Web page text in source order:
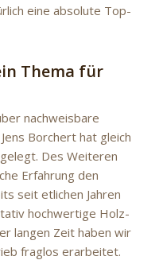
eine absolute Top-
Thema für
nachweisbare
Borchert hat gleich
Des Weiteren
Erfahrung den
seit etlichen Jahren
hochwertige Holz-
langen Zeit haben wir
fraglos erarbeitet.